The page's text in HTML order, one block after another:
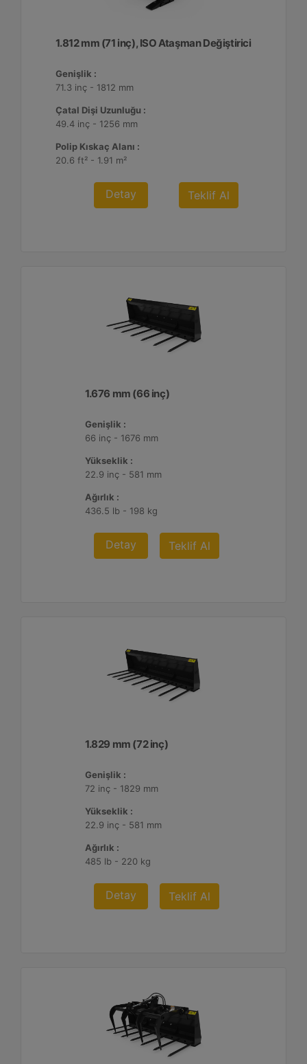
1.812 mm (71 inç), ISO Ataşman Değiştirici
Genişlik :
71.3 inç - 1812 mm
Çatal Dişi Uzunluğu :
49.4 inç - 1256 mm
Polip Kıskaç Alanı :
20.6 ft² - 1.91 m²
Detay Teklif Al
1.676 mm (66 inç)
Genişlik :
66 inç - 1676 mm
Yükseklik :
22.9 inç - 581 mm
Ağırlık :
436.5 lb - 198 kg
Detay Teklif Al
1.829 mm (72 inç)
Genişlik :
72 inç - 1829 mm
Yükseklik :
22.9 inç - 581 mm
Ağırlık :
485 lb - 220 kg
Detay Teklif Al